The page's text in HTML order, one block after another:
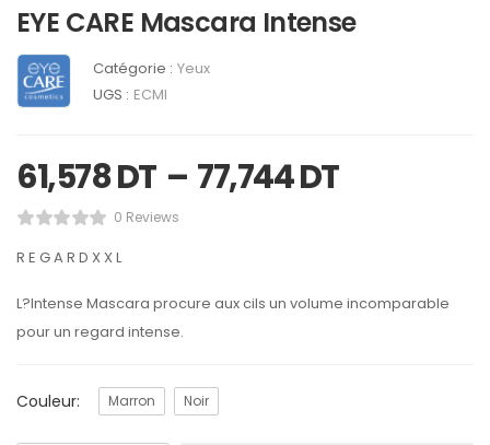
EYE CARE Mascara Intense
Catégorie : Yeux
UGS : ECMI
61,578DT – 77,744DT
0 Reviews
R E G A R D X X L
L?Intense Mascara procure aux cils un volume incomparable
pour un regard intense.
Couleur: Marron Noir